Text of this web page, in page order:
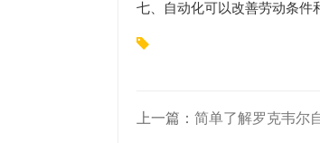
七、自动化可以改善劳动条件
上一篇： 简单了解罗克韦尔